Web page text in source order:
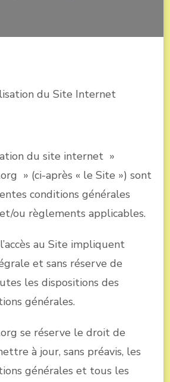
du Site Internet
du site internet »
» (ci-après « le Site ») sont
conditions générales
ou règlements applicables.
au Site impliquent
et sans réserve de
les dispositions des
générales.
se réserve le droit de
à jour, sans préavis, les
générales et tous les